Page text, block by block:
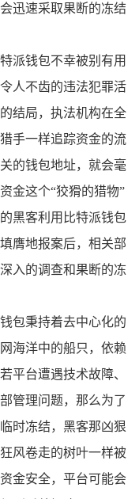
迅速采取果断的冻结
派钱包不幸被别有用
人不齿的违法犯罪活
结局，执法机构在全
手一样追踪资金的流
的钱包地址，就会毫
金这个“狡猾的猎物”
黑客利用比特派钱包
膺地报案后，相关部
入的调查和果断的冻
包秉持着去中心化的
海洋中的船只，依赖
平台遭遇技术故障、
管理问题，那么为了
时冻结，黑客那凶狠
风卷走的树叶一样被
金安全，平台可能会